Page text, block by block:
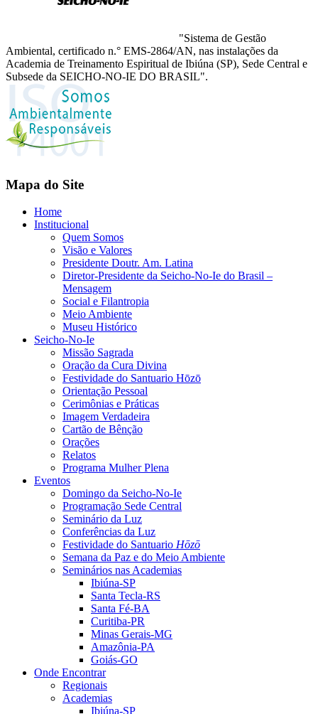
"Sistema de Gestão
Ambiental, certificado n.° EMS-2864/AN, nas instalações da
Academia de Treinamento Espiritual de Ibiúna (SP), Sede Central e
Subsede da SEICHO-NO-IE DO BRASIL".
Mapa do Site
Home
Institucional
Quem Somos
Visão e Valores
Presidente Doutr. Am. Latina
Diretor-Presidente da Seicho-No-Ie do Brasil –
Mensagem
Social e Filantropia
Meio Ambiente
Museu Histórico
Seicho-No-Ie
Missão Sagrada
Oração da Cura Divina
Festividade do Santuario Hōzō
Orientação Pessoal
Cerimônias e Práticas
Imagem Verdadeira
Cartão de Bênção
Orações
Relatos
Programa Mulher Plena
Eventos
Domingo da Seicho-No-Ie
Programação Sede Central
Seminário da Luz
Conferências da Luz
Festividade do Santuario Hōzō
Semana da Paz e do Meio Ambiente
Seminários nas Academias
Ibiúna-SP
Santa Tecla-RS
Santa Fé-BA
Curitiba-PR
Minas Gerais-MG
Amazônia-PA
Goiás-GO
Onde Encontrar
Regionais
Academias
Ibiúna-SP